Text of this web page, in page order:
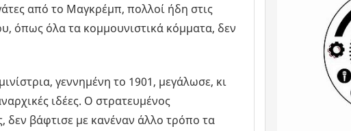
από το Μαγκρέμπ, πολλοί ήδη στις
όπως όλα τα κομμουνιστικά κόμματα, δεν
γεννημένη το 1901, μεγάλωσε, κι
ιδέες. Ο στρατευμένος
δεν βάφτισε με κανέναν άλλο τρόπο τα